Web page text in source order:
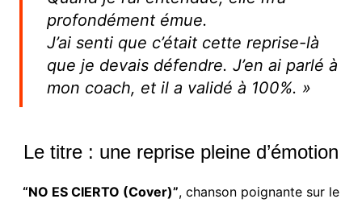
profondément émue.
J’ai senti que c’était cette reprise-là
que je devais défendre. J’en ai parlé à
mon coach, et il a validé à 100%. »
Le titre : une reprise pleine d’émotion
“NO ES CIERTO (Cover)”, chanson poignante sur le